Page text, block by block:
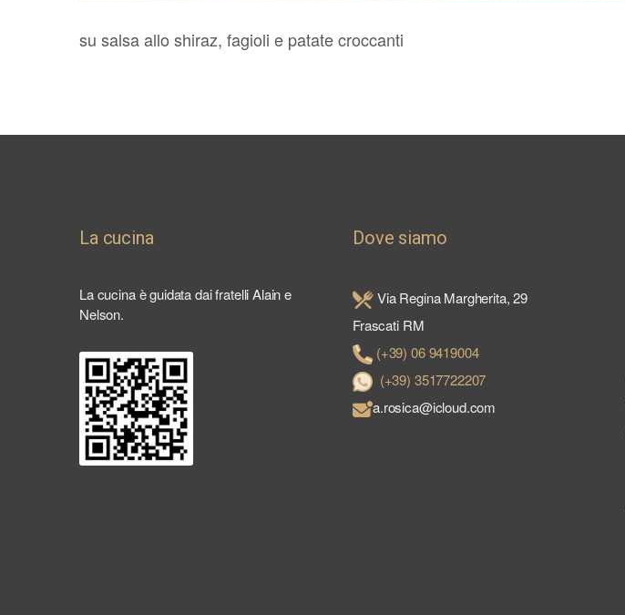
su salsa allo shiraz, fagioli e patate croccanti
La cucina
La cucina è guidata dai fratelli Alain e
Nelson.
Dove siamo
Via Regina Margherita, 29
Frascati RM
(+39) 06 9419004
(+39) 3517722207
a.rosica@icloud.com